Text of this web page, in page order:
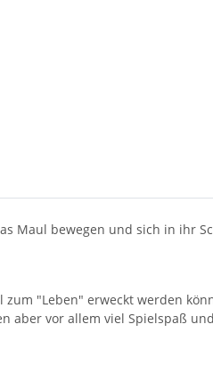
Maul bewegen und sich in ihr
"Leben" erweckt werden
aber vor allem viel Spielspaß